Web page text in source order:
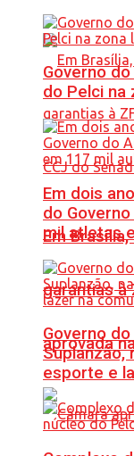
Em
garantias à
aprovada
Governo
do Pelci na
Em dois
do
mil atletas
Governo
Suplanzão,
esporte e